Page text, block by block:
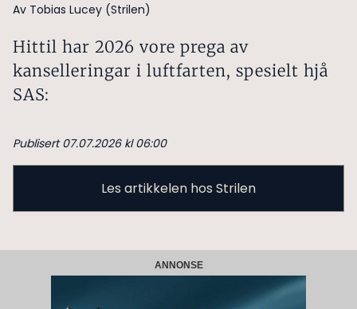
Av Tobias Lucey (Strilen)
Hittil har 2026 vore prega av
kanselleringar i luftfarten, spesielt hjå
SAS:
Publisert 07.07.2026 kl 06:00
Les artikkelen hos Strilen
ANNONSE